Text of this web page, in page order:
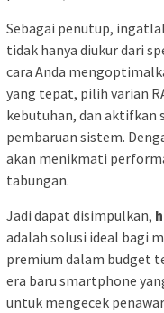
Sebagai penutup,
tidak hanya diukur dari
cara Anda
yang tepat, pilih varian
kebutuhan, dan aktifkan
pembaruan sistem.
akan menikmati
tabungan.
Jadi dapat disimpulkan,
adalah solusi ideal bagi
premium dalam budget
era baru smartphone
untuk mengecek